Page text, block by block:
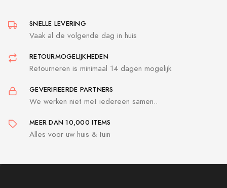
SNELLE LEVERING
Vaak al de volgende dag in huis
RETOURMOGELIJKHEDEN
Retourneren is minimaal 14 dagen mogelijk
GEVERIFIEERDE PARTNERS
We werken niet met iedereen samen..
MEER DAN 10,000 ITEMS
Alles voor uw huis & tuin